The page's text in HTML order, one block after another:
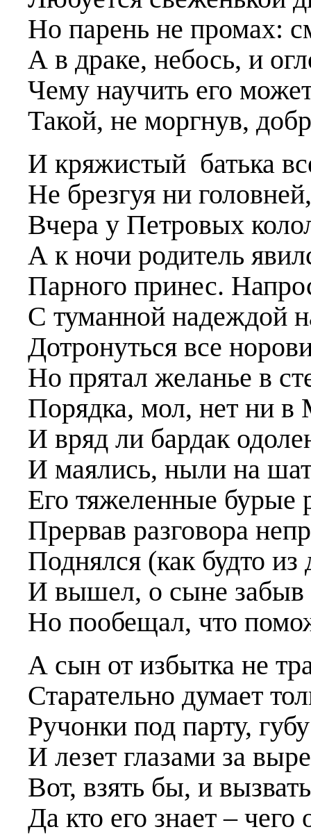
Но парень не промах:
А в драке, небось, и
Чему научить его
Такой, не моргнув,
И кряжистый батька
Не брезгуя ни
Вчера у Петровых
А к ночи родитель
Парного принес.
С туманной надеждой
Дотронуться все
Но прятал желанье в
Порядка, мол, нет ни в
И вряд ли бардак
И маялись, ныли на
Его тяжеленные бурые
Прервав разговора
Поднялся (как будто из
И вышел, о сыне забыв
Но пообещал, что
А сын от избытка не
Старательно думает
Ручонки под парту,
И лезет глазами за
Вот, взять бы, и
Да кто его знает –